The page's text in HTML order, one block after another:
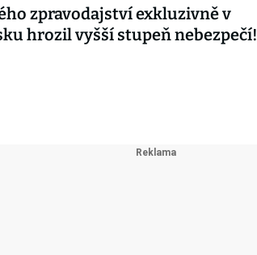
zpravodajství exkluzivně v
hrozil vyšší stupeň nebezpečí!